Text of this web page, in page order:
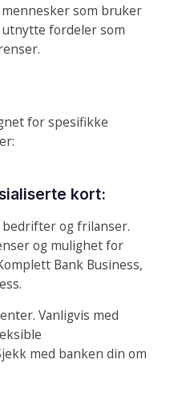
som bruker
fordeler som
for spesifikke
kort:
bedrifter og frilanser.
og mulighet for
Bank Business,
Vanligvis med
med banken din om